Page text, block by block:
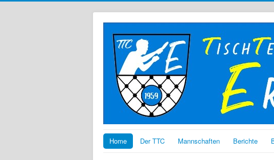
Home Der TTC Mannschaften Berichte